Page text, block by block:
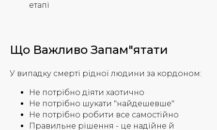
етапі
Що Важливо Запам"ятати
У випадку смерті рідної людини за кордоном:
Не потрібно діяти хаотично
Не потрібно шукати "найдешевше"
Не потрібно робити все самостійно
Правильне рішення - це надійне й